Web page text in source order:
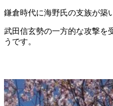
鎌倉時代に海野氏の支族が築
武田信玄勢の一方的な攻撃を
うです。